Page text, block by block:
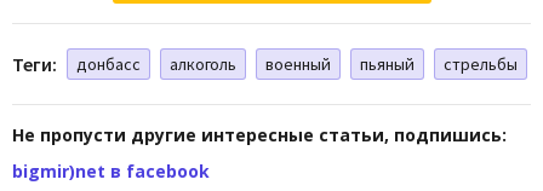
Теги: донбасс алкоголь военный пьяный стрельбы
Не пропусти другие интересные статьи, подпишись:
bigmir)net в facebook